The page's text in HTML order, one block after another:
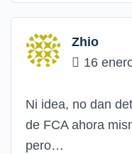
Zhio
16
Ni idea, no dan
de FCA ahora
pero…